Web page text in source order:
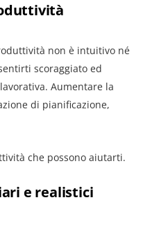
non è intuitivo né
scoraggiato ed
Aumentare la
di pianificazione,
che possono aiutarti.
e realistici